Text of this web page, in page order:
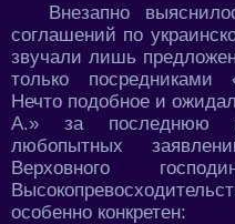
Внезапно
соглашений по
звучали лишь
только посредниками
Нечто подобное и
А.» за последнюю
любопытных
Верховного
особенно конкретен: